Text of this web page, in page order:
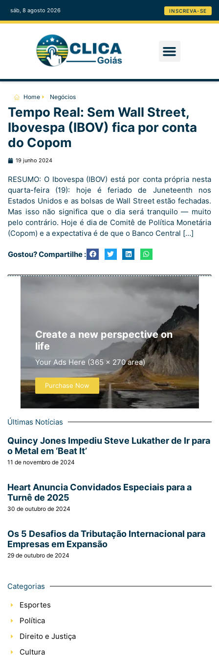
sáb, 8 agosto 2026 INSCREVA-SE
Home Negócios
Tempo Real: Sem Wall Street,
Ibovespa (IBOV) fica por conta
do Copom
19 junho 2024
RESUMO: O Ibovespa (IBOV) está por conta própria nesta
quarta-feira (19): hoje é feriado de Juneteenth nos
Estados Unidos e as bolsas de Wall Street estão fechadas.
Mas isso não significa que o dia será tranquilo — muito
pelo contrário. Hoje é dia de Comitê de Política Monetária
(Copom) e a expectativa é de que o Banco Central […]
Gostou? Compartilhe :
Create a new perspective on
life
Your Ads Here (365 x 270 area)
Purchase Now
Últimas Notícias
Quincy Jones Impediu Steve Lukather de Ir para
o Metal em ‘Beat It’
11 de novembro de 2024
Heart Anuncia Convidados Especiais para a
Turnê de 2025
30 de outubro de 2024
Os 5 Desafios da Tributação Internacional para
Empresas em Expansão
29 de outubro de 2024
Categorias
Esportes
Política
Direito e Justiça
Cultura